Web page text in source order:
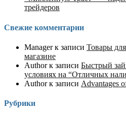
трейдеров
Свежие комментарии
Managerк записи Товары
магазине
Authorк записи Быстрый
условиях на “Отличных
Authorк записи Advantages
Рубрики